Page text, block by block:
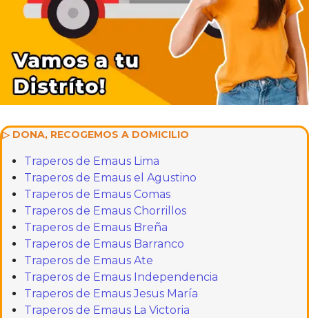
▷ DONA, RECOGEMOS A DOMICILIO
Traperos de Emaus Lima
Traperos de Emaus el Agustino
Traperos de Emaus Comas
Traperos de Emaus Chorrillos
Traperos de Emaus Breña
Traperos de Emaus Barranco
Traperos de Emaus Ate
Traperos de Emaus Independencia
Traperos de Emaus Jesus María
Traperos de Emaus La Victoria